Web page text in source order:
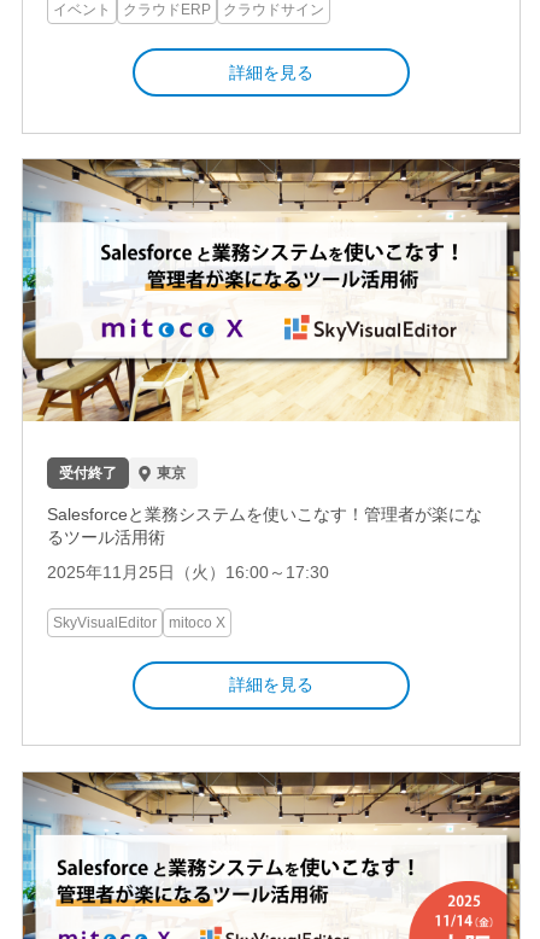
イベント
クラウドERP クラウドサイン
詳細を見る
受付終了 東京
Salesforceと業務システムを使いこなす！管理者が楽にな
るツール活用術
2025年11月25日（火）16:00～17:30
SkyVisualEditor mitoco X
詳細を見る